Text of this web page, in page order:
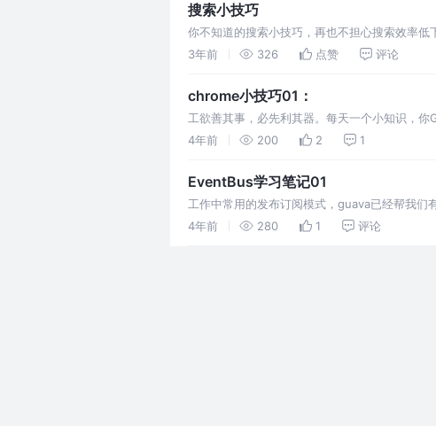
搜索小技巧
你不知道的搜索小技巧，再也不担心搜索效率
3年前
326 点赞 评论
chrome小技巧01：
工欲善其事，必先利其器。每天一个小知识，你
4年前
200 2 1
EventBus学习笔记01
工作中常用的发布订阅模式，guava已经帮我们
4年前
280 1 评论